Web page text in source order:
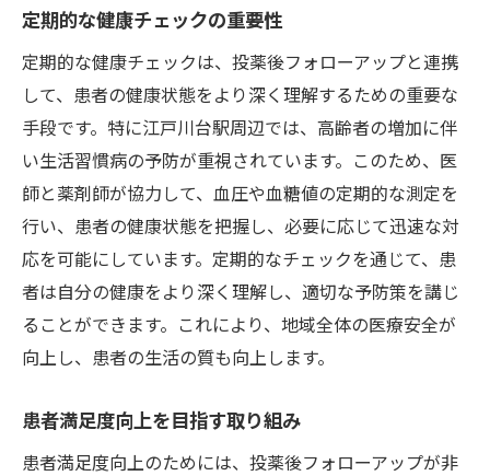
定期的な健康チェックの重要性
定期的な健康チェックは、投薬後フォローアップと連携
して、患者の健康状態をより深く理解するための重要な
手段です。特に江戸川台駅周辺では、高齢者の増加に伴
い生活習慣病の予防が重視されています。このため、医
師と薬剤師が協力して、血圧や血糖値の定期的な測定を
行い、患者の健康状態を把握し、必要に応じて迅速な対
応を可能にしています。定期的なチェックを通じて、患
者は自分の健康をより深く理解し、適切な予防策を講じ
ることができます。これにより、地域全体の医療安全が
向上し、患者の生活の質も向上します。
患者満足度向上を目指す取り組み
患者満足度向上のためには、投薬後フォローアップが非